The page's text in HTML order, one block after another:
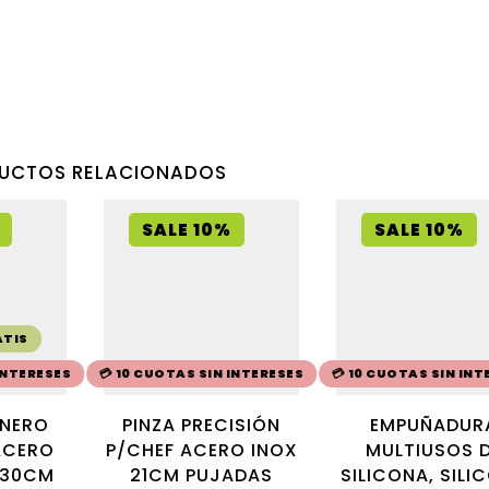
RELACIONADOS
SALE 10%
💳 10 CUOTAS SIN INTERESES
PINZA PRECISIÓN
P/CHEF ACERO INOX
21CM PUJADAS
SALE 10%
💳 10 CUOTAS SIN
MULTIUSOS
SILICONA,